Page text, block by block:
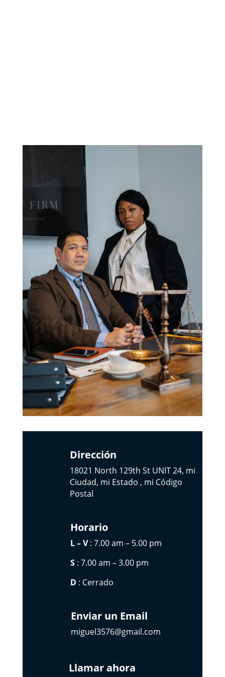
Dirección
18021 North 129th St UNIT 24, mi
Ciudad, mi Estado , mi Código
Postal
Horario
L – V: 7.00 am – 5.00 pm
S: 7.00 am – 3.00 pm
D : Cerrado
Enviar un Email
miguel3576@gmail.com
Llamar ahora